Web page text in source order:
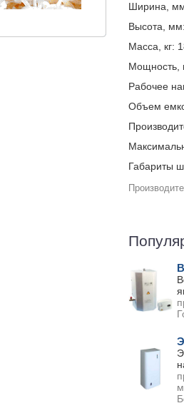
Ширина,
Высота,
Масса, кг:
Мощность,
Рабочее
Объем
Габариты